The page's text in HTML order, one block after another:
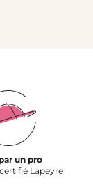
un pro
Lapeyre